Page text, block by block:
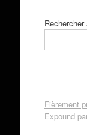
Fièrement
Expound